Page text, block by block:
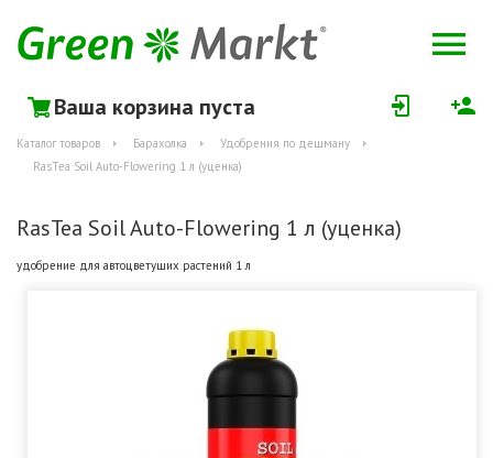
Ваша корзина пуста
Каталог товаров Барахолка
Удобрения по дешману
RasTea Soil Auto-Flowering 1 л (уценка)
RasTea Soil Auto-Flowering 1 л (уценка)
удобрение для автоцветущих растений 1 л